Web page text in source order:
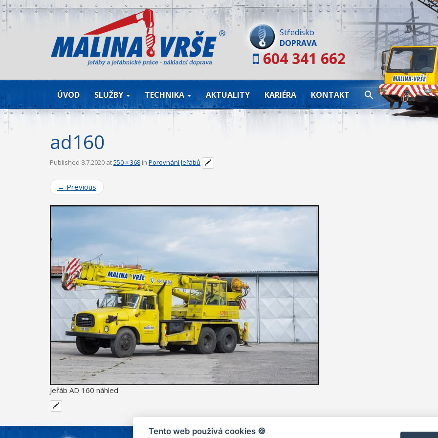
Středisko
DOPRAVA
604 341 662
Skip
to
content
ÚVOD SLUŽBY TECHNIKA AKTUALITY KARIÉRA KONTAKT
ad160
Published 8.7.2020 at550 × 368 in Porovnání Jeřábů
← Previous
Jeřáb AD 160 náhled
Tento web používá cookies 🍪